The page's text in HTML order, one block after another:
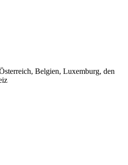
Belgien, Luxemburg, den